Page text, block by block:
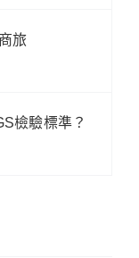
旅
檢驗標準？